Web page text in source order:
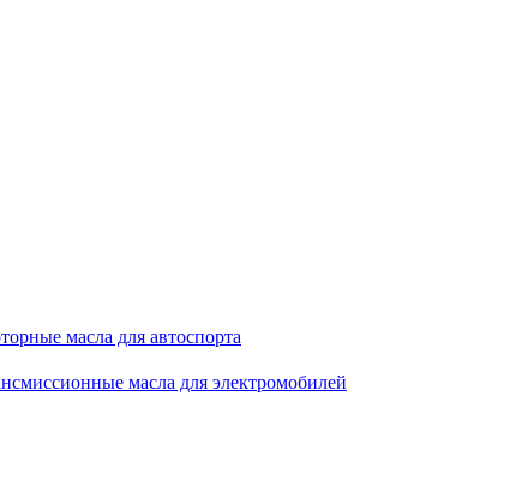
масла для автоспорта
масла для электромобилей